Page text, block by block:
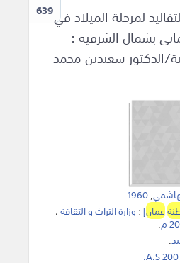
639لمرحلة الميلاد في
بشمال الشرقية :
الدكتور سعيدبن محمد
,
.
عمان]
: وزارة التراث و الثقافة،
.
.